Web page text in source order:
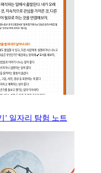
’ 일자리 탐험 노트